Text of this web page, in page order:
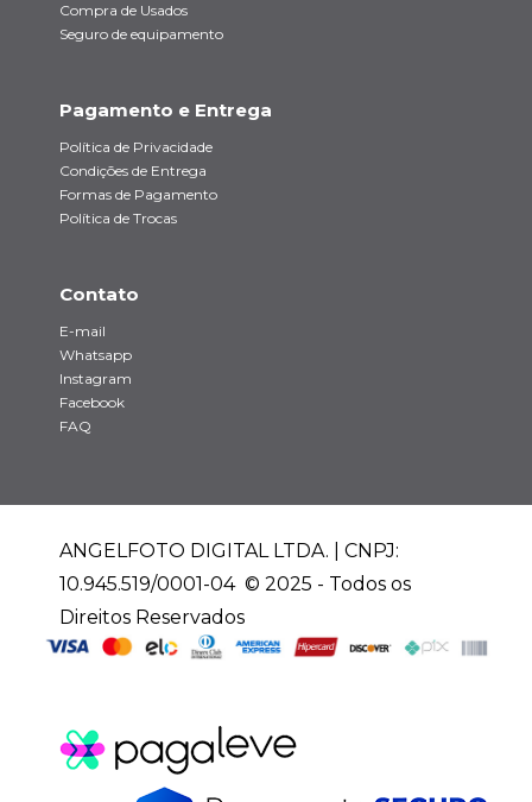
Compra de Usados
Seguro de equipamento
Pagamento e Entrega
Política de Privacidade
Condições de Entrega
Formas de Pagamento
Política de Trocas
Contato
E-mail
Whatsapp
Instagram
Facebook
FAQ
ANGELFOTO DIGITAL LTDA. | CNPJ:
10.945.519/0001-04 © 2025 - Todos os
Direitos Reservados